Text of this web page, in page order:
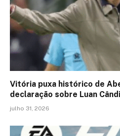
Vitória puxa histórico de
declaração sobre Luan
julho 31, 2026